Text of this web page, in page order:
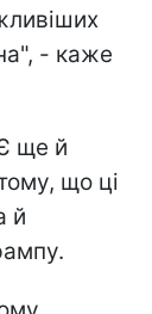
- каже
ще й
що ці
й